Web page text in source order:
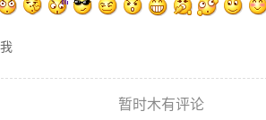
暂时木有评论